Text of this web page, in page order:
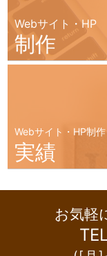
Webサイト・HP
制作
Webサイト・HP制作
実績
お気軽